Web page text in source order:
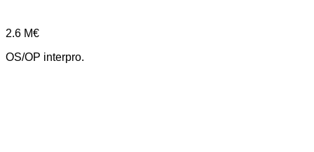
2.6 M€
OS/OP interpro.